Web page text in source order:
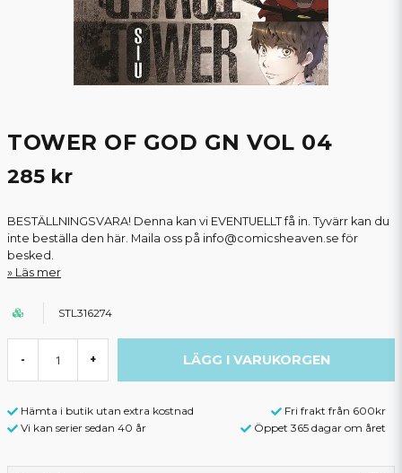
TOWER OF GOD GN VOL 04
285 kr
BESTÄLLNINGSVARA! Denna kan vi EVENTUELLT få in. Tyvärr kan du
inte beställa den här. Maila oss på info@comicsheaven.se för
besked.
Läs mer
STL316274
- + LÄGG I VARUKORGEN
Hämta i butik utan extra kostnad
Fri frakt från 600kr
Vi kan serier sedan 40 år
Öppet 365 dagar om året